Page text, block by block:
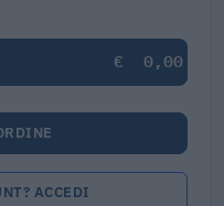
€ 0,00
ACCEDI